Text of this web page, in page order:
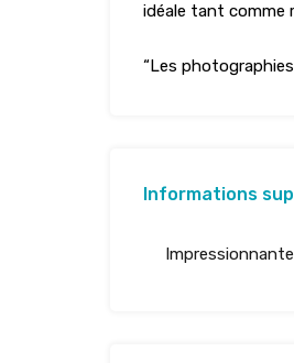
idéale tant comme
“Les
Informations